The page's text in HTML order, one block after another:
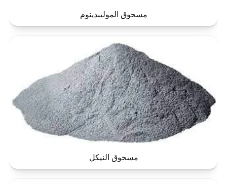
مسحوق الموليبدينوم
مسحوق النيكل